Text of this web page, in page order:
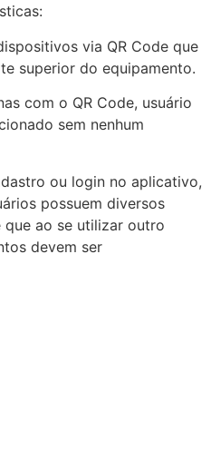
via QR Code que
superior do equipamento.
com o QR Code, usuário
sem nenhum
ou login no aplicativo,
possuem diversos
ao se utilizar outro
devem ser